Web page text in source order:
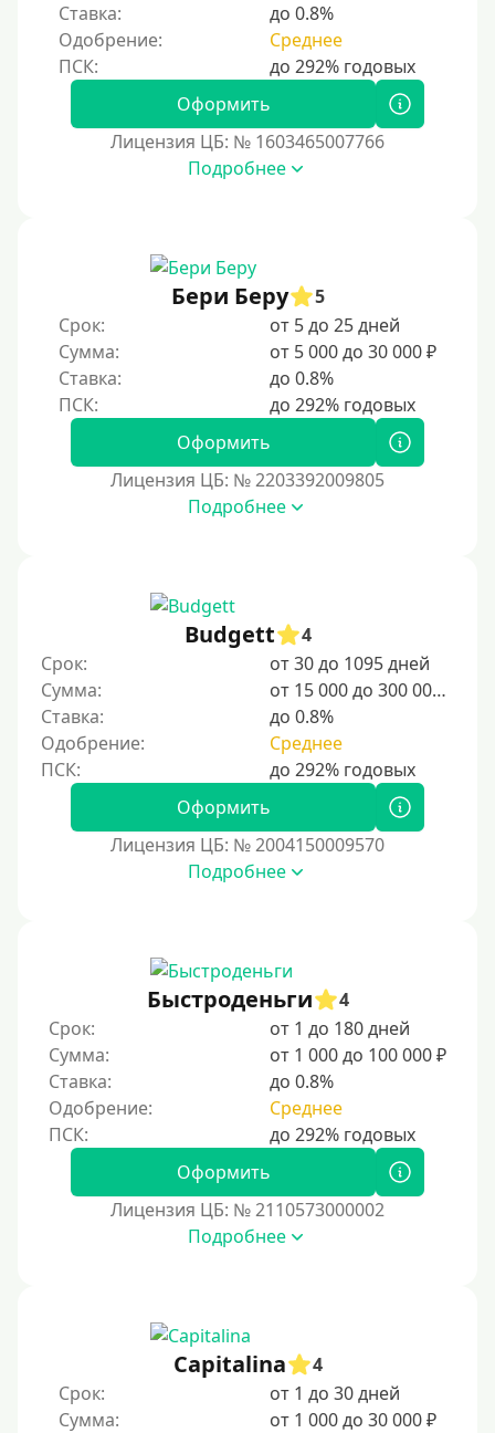
Ставка:
до 0.8%
Одобрение:
Среднее
Оформить
Лицензия ЦБ: № 1603465007766
Подробнее
Бери Беру
5
Срок:
от 5 до 25 дней
Сумма:
от 5 000 до 30 000 ₽
Ставка:
до 0.8%
Оформить
Лицензия ЦБ: № 2203392009805
Подробнее
Budgett
4
Срок:
от 30 до 1095 дней
Сумма:
от 15 000 до 300 000 ₽
Ставка:
до 0.8%
Одобрение:
Среднее
Оформить
Лицензия ЦБ: № 2004150009570
Подробнее
Быстроденьги
4
Срок:
от 1 до 180 дней
Сумма:
от 1 000 до 100 000 ₽
Ставка:
до 0.8%
Одобрение:
Среднее
Оформить
Лицензия ЦБ: № 2110573000002
Подробнее
Capitalina
4
Срок:
от 1 до 30 дней
Сумма:
от 1 000 до 30 000 ₽